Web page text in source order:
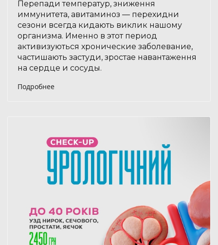
Перепади температур, зниження
иммунитета, авитаминоз — перехидни
сезони всегда кидають виклик нашому
организма. Именно в этот период
активизуються хронические заболевание,
частишають застуди, зростае навантаження
на сердце и сосуды.
Подробнее